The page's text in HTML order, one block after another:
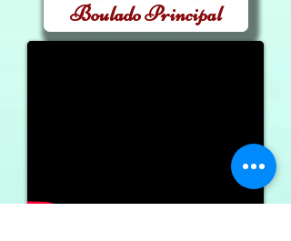
Boulado Principal